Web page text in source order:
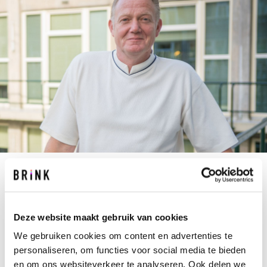
Deze website maakt gebruik van cookies
We gebruiken cookies om content en advertenties te
personaliseren, om functies voor social media te bieden
en om ons websiteverkeer te analyseren. Ook delen we
Exploitatiemanagement dat is het domein van
Maarten. Opdrachtgevers laten zich door Maarten
dan ook graag adviseren over het beheersbaar